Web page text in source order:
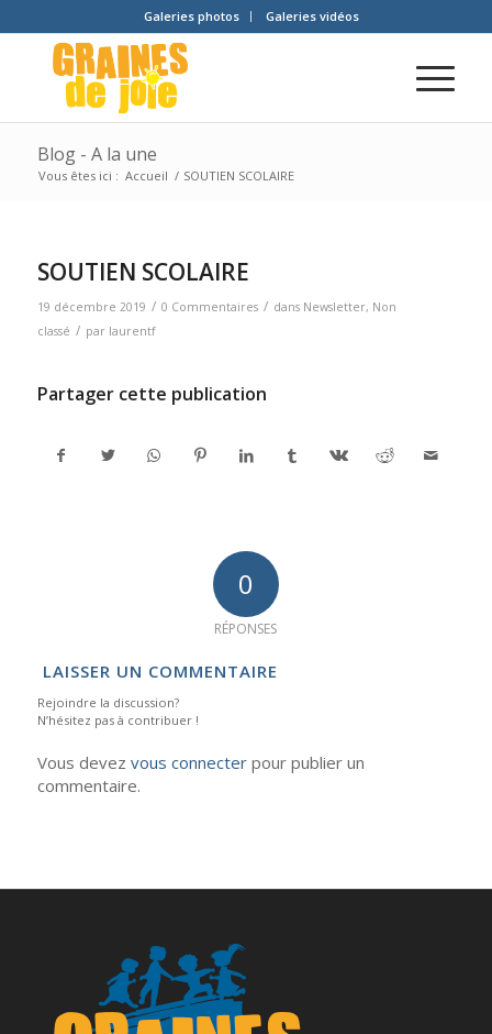
Galeries photos Galeries vidéos
Blog - A la une
Vous êtes ici : Accueil / SOUTIEN SCOLAIRE
SOUTIEN SCOLAIRE
19 décembre 2019 / 0 Commentaires / dans Newsletter, Non
classé / par laurentf
Partager cette publication
0
RÉPONSES
LAISSER UN COMMENTAIRE
Rejoindre la discussion?
N’hésitez pas à contribuer !
Vous devez vous connecterpour publier un
commentaire.